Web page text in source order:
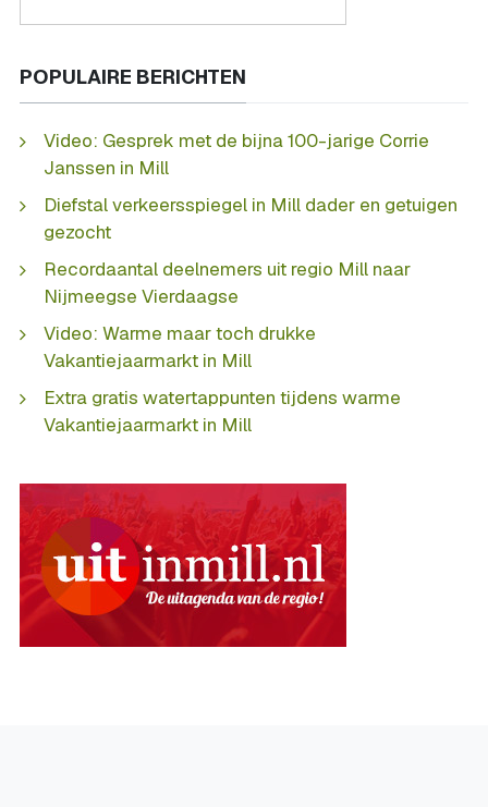
POPULAIRE BERICHTEN
Video: Gesprek met de bijna 100-jarige Corrie
Janssen in Mill
Diefstal verkeersspiegel in Mill dader en getuigen
gezocht
Recordaantal deelnemers uit regio Mill naar
Nijmeegse Vierdaagse
Video: Warme maar toch drukke
Vakantiejaarmarkt in Mill
Extra gratis watertappunten tijdens warme
Vakantiejaarmarkt in Mill